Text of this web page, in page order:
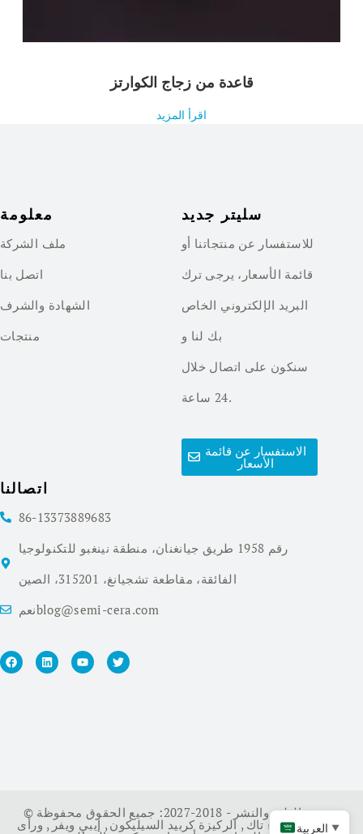
قاعدة من زجاج الكوارتز
اقرأ المزيد
معلومة
ملف الشركة
اتصل بنا
الشهادة والشرف
منتجات
سليتر جديد
للاستفسار عن منتجاتنا أو
قائمة الأسعار، يرجى ترك
البريد الإلكتروني الخاص
بك لنا و
سنكون على اتصال خلال
24 ساعة.
الاستفسار عن قائمة
الأسعار
اتصالنا
86-13373889683
رقم 1958 طريق جيانغنان، منطقة نينغبو للتكنولوجيا
الفائقة، مقاطعة تشجيانغ، 315201، الصين
نعمblog@semi-cera.com
© حقوق الطبع والنشر - 2018-2027: جميع الحقوق محفوظة.
سي ويفر ,طلاء تاك ,الركيزة كربيد السيليكون , إيبي ويفر , ورأى العربية ▼